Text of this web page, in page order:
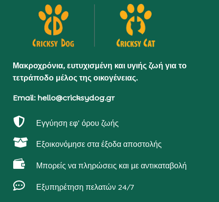
Μακροχρόνια, ευτυχισμένη και υγιής ζωή για το
τετράποδο μέλος της οικογένειας.
Email: hello@cricksydog.gr
 Εγγύηση εφ’ όρου ζωής
 Εξοικονόμησε στα έξοδα αποστολής
 Μπορείς να πληρώσεις και με αντικαταβολή
 Εξυπηρέτηση πελατών 24/7